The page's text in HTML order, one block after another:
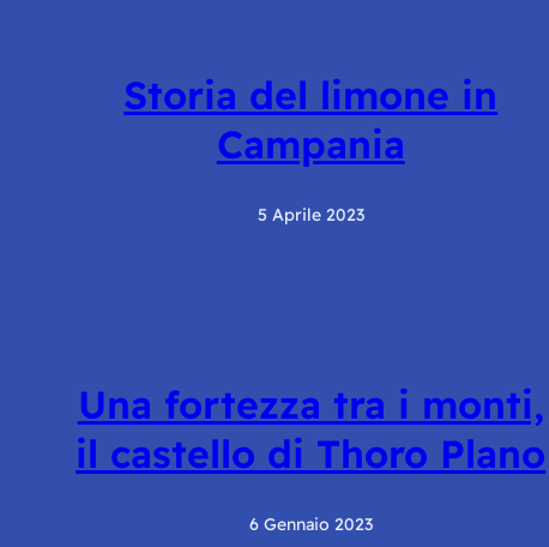
Storia del limone in
Campania
5 Aprile 2023
Una fortezza tra i monti,
il castello di Thoro Plano
6 Gennaio 2023